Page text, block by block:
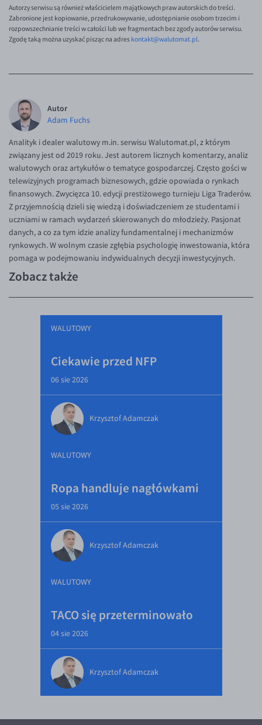
Autorzy serwisu są również właścicielem majątkowych praw autorskich do treści.
Zabronione jest kopiowanie, przedrukowywanie, udostępnianie osobom trzecim i
rozpowszechnianie treści w całości lub we fragmentach bez zgody autorów serwisu.
Zgodę taką można uzyskać pisząc na adres kontakt@walutomat.pl.
Autor
Adam Fuchs
Analityk i dealer walutowy m.in. serwisu Walutomat.pl, z którym
związany jest od 2019 roku. Jest autorem licznych komentarzy, analiz
walutowych oraz artykułów o tematyce gospodarczej. Często gości w
telewizyjnych programach biznesowych, gdzie opowiada o rynkach
finansowych. Zwycięzca 10. edycji prestiżowego turnieju Liga Traderów.
Z przyjemnością dzieli się wiedzą i doświadczeniem ze studentami i
uczniami w ramach wydarzeń skierowanych do młodzieży. Pasjonat
danych, a co za tym idzie analizy fundamentalnej i mechanizmów
rynkowych. W wolnym czasie zgłębia psychologię inwestowania, która
pomaga w podejmowaniu indywidualnych decyzji inwestycyjnych.
Zobacz także
WALUTOWY
Ciekawie przed NFP
06 sie 2026
Krzysztof Adamczak
WALUTOWY
Ropa handluje nagłówkami
05 sie 2026
Krzysztof Adamczak
WALUTOWY
TACO się przeterminowało
04 sie 2026
Krzysztof Adamczak